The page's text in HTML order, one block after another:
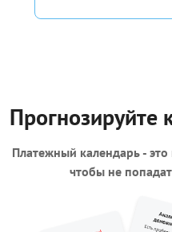
Прогнозируйте
Платежный календарь -
чтобы не